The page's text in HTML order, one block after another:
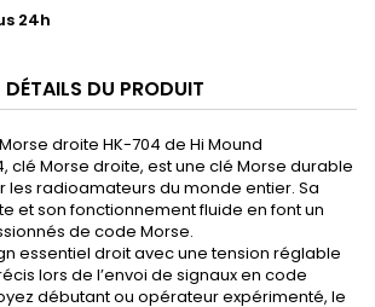
24h
DÉTAILS DU PRODUIT
droite HK-704 de Hi Mound
clé Morse droite, est une clé Morse durable
les radioamateurs du monde entier. Sa
et son fonctionnement fluide en font un
de code Morse.
essentiel droit avec une tension réglable
lors de l’envoi de signaux en code
débutant ou opérateur expérimenté, le